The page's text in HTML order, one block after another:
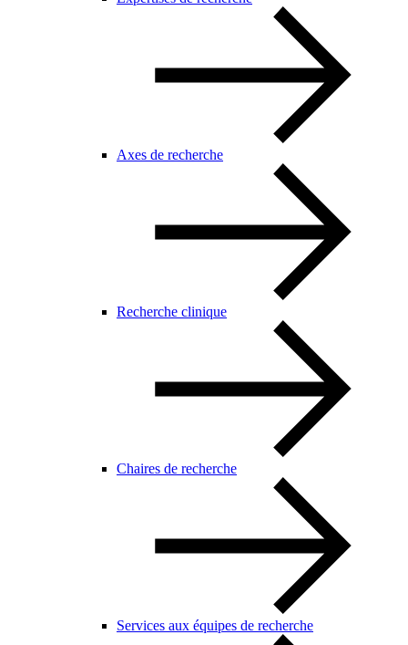
Axes de recherche
Recherche clinique
Chaires de recherche
Services aux équipes de recherche